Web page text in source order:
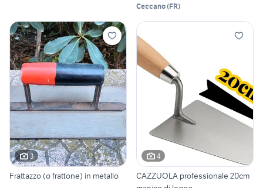
Ceccano(FR)
3
Frattazzo (o frattone) in metallo
4
CAZZUOLA professionale 20cm